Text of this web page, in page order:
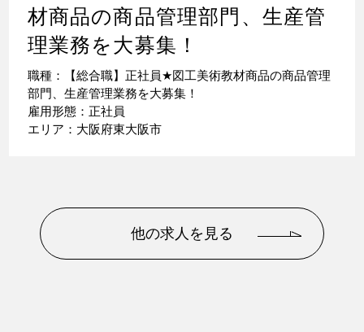
材商品の商品管理部門、生産管
理業務を大募集！
職種：【総合職】正社員★図工美術教材商品の商品管理
部門、生産管理業務を大募集！
雇用形態：正社員
エリア：大阪府東大阪市
他の求人を見る